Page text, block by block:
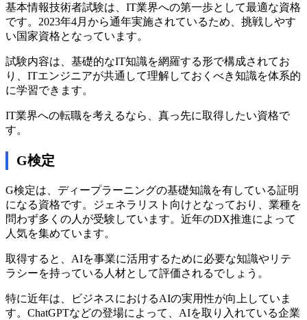
基本情報技術者試験は、IT業界への第一歩として最適な資格
です。2023年4月から通年実施されているため、挑戦しやす
い国家資格となっています。
試験内容は、基礎的なIT知識を網羅する形で構成されてお
り、ITエンジニアが共通して理解しておくべき知識を体系的
に学習できます。
IT業界への転職を考えるなら、真っ先に取得したい資格で
す。
G検定
G検定は、ディープラーニングの基礎知識を有している証明
になる資格です。ジェネラリスト向けとなっており、業種を
問わず多くの人が受験しています。近年のDX推進によって
人気を集めています。
取得すると、AIを事業に活用するために必要な知識やリテ
ラシーを持っている人材として評価されるでしょう。
特に近年は、ビジネスにおけるAIの実用性が向上していま
す。ChatGPTなどの登場によって、AIを取り入れている企業